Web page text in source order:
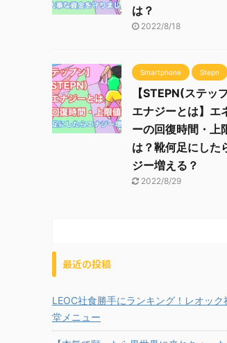
は？
2022/8/18
Smartphone Stepn
【STEPN(ステッ
エナジーとは】エ
ーの回復時間・上
は？靴何足にした
ジー増える？
2022/8/29
最近の投稿
LEOC社食勝手にランキング！レオック
堂メニュー